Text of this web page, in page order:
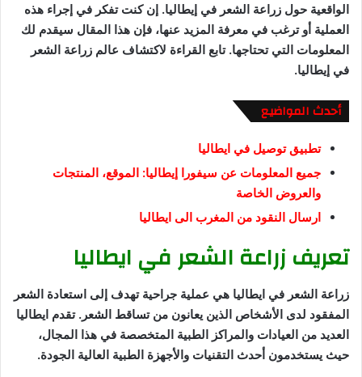
الواقعية حول زراعة الشعر في إيطاليا. إن كنت تفكر في إجراء هذه
العملية أو ترغب في معرفة المزيد عنها، فإن هذا المقال سيقدم لك
المعلومات التي تحتاجها. تابع القراءة لاكتشاف عالم زراعة الشعر
في إيطاليا.
أحدث المواضيع
تطبيق توصيل في ايطاليا
جميع المعلومات عن سيفورا إيطاليا: الموقع، المنتجات
والعروض الخاصة
ارسال النقود من المغرب الى ايطاليا
تعريف زراعة الشعر في ايطاليا
زراعة الشعر في ايطاليا هي عملية جراحية تهدف إلى استعادة الشعر
المفقود لدى الأشخاص الذين يعانون من تساقط الشعر. تقدم ايطاليا
العديد من العيادات والمراكز الطبية المتخصصة في هذا المجال،
حيث يستخدمون أحدث التقنيات والأجهزة الطبية العالية الجودة.